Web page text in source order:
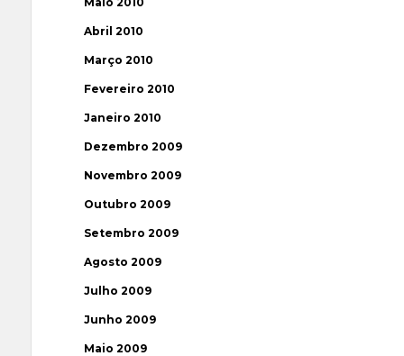
Abril 2010
Março 2010
Fevereiro 2010
Janeiro 2010
Dezembro 2009
Novembro 2009
Outubro 2009
Setembro 2009
Agosto 2009
Julho 2009
Junho 2009
Maio 2009